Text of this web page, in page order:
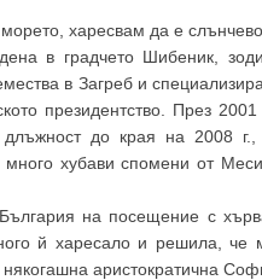
харесвам да е
в градчето Шибеник,
в Загреб и
президентство. През
до края на 2008
хубави спомени от
на посещение с
й харесало и решила,
аристократична